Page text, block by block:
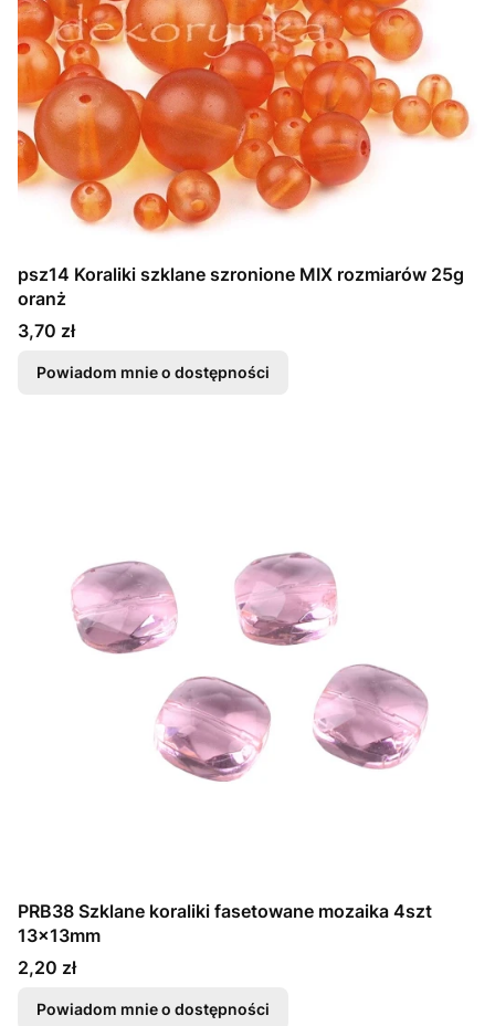
psz14 Koraliki szklane szronione MIX rozmiarów 25g
oranż
Cena
3,70 zł
Powiadom mnie o dostępności
PRB38 Szklane koraliki fasetowane mozaika 4szt
13x13mm
Cena
2,20 zł
Powiadom mnie o dostępności